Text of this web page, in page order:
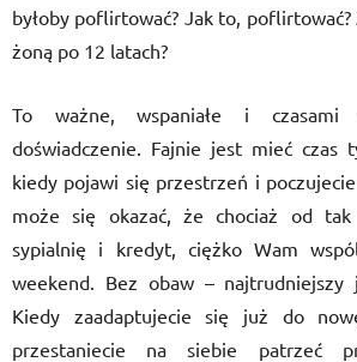
byłoby poflirtować? Jak to,
żoną po 12 latach?
To ważne, wspaniałe i czasami
doświadczenie. Fajnie jest mieć czas
kiedy pojawi się przestrzeń i
może się okazać, że chociaż od
sypialnię i kredyt, ciężko Wam wspó
weekend. Bez obaw – najtrudniejszy
Kiedy zaadaptujecie się już do
przestaniecie na siebie patrzeć